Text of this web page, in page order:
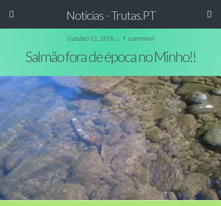
Noticias - Trutas.PT
Outubro 12, 2016 ↔ 1 comment
Salmão fora de época no Minho!!